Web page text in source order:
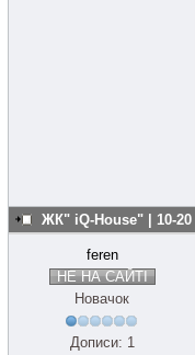
ЖК" iQ-House" | 10-20
feren
НЕ НА САЙТІ
Новачок
Дописи: 1